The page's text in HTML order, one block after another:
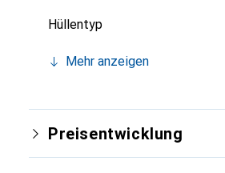
Hüllentyp
Mehr anzeigen
Preisentwicklung